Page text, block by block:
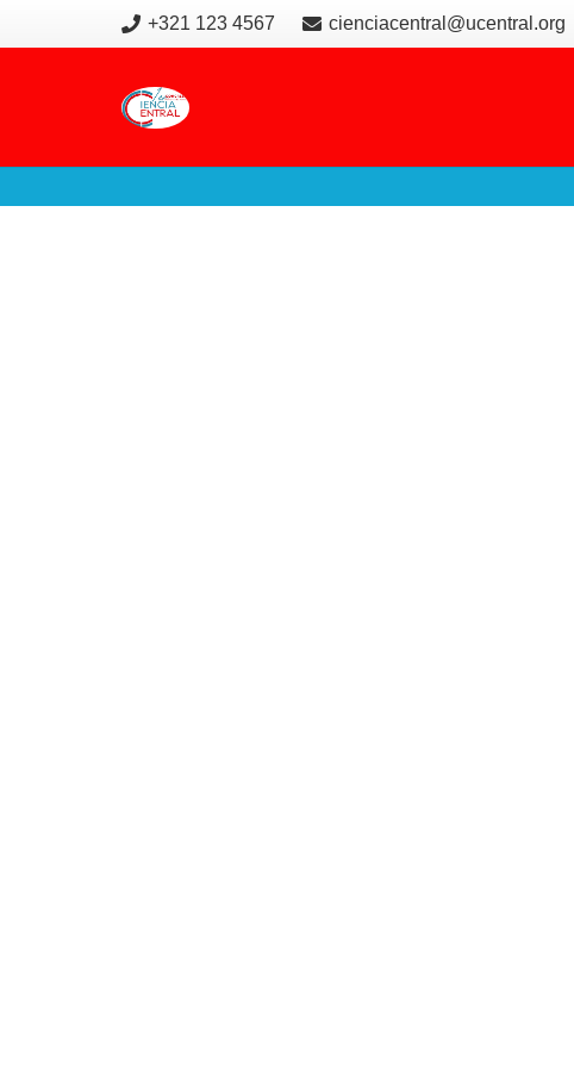
+321 123 4567 cienciacentral@ucentral.org